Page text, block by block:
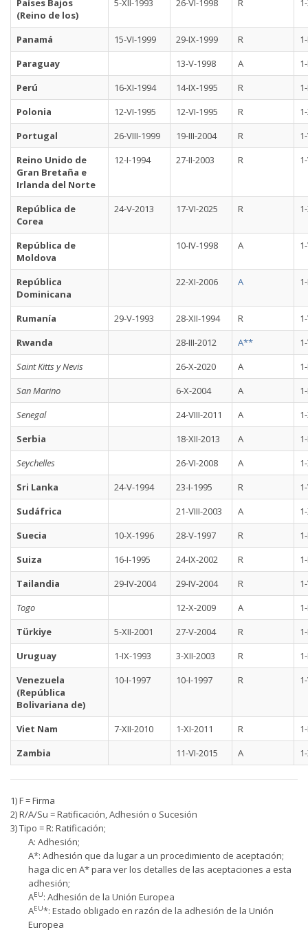
Países Bajos
(Reino de los)
5-XII-1993 26-VI-1998 R
Panamá 15-VI-1999 29-IX-1999 R
Paraguay
13-V-1998 A
Perú
16-XI-1994 14-IX-1995 R
Polonia
12-VI-1995 12-VI-1995 R
Portugal
26-VIII-1999 19-III-2004 R
Reino Unido de
Gran Bretaña e
Irlanda del Norte
12-I-1994 27-II-2003 R
República de
Corea
24-V-2013 17-VI-2025 R
República de
Moldova
10-IV-1998 A
República
Dominicana
22-XI-2006 A
Rumanía 29-V-1993 28-XII-1994 R
Rwanda
28-III-2012 A**
Saint Kitts y Nevis
26-X-2020 A
San Marino
6-X-2004 A
Senegal
24-VIII-2011 A
Serbia
18-XII-2013 A
Seychelles
26-VI-2008 A
Sri Lanka
24-V-1994 23-I-1995 R
Sudáfrica
21-VIII-2003 A
Suecia
10-X-1996 28-V-1997 R
Suiza
16-I-1995 24-IX-2002 R
Tailandia
29-IV-2004 29-IV-2004 R
Togo
12-X-2009 A
Türkiye
5-XII-2001 27-V-2004 R
Uruguay
1-IX-1993 3-XII-2003 R
Venezuela
(República
Bolivariana de)
10-I-1997 10-I-1997 R
Viet Nam 7-XII-2010 1-XI-2011 R
Zambia
11-VI-2015 A
1) F = Firma
2) R/A/Su = Ratificación, Adhesión o Sucesión
3) Tipo = R: Ratificación;
A: Adhesión;
A*: Adhesión que da lugar a un procedimiento de aceptación;
haga clic en A* para ver los detalles de las aceptaciones a esta
adhesión;
AEU: Adhesión de la Unión Europea
AEU*: Estado obligado en razón de la adhesión de la Unión
Europea